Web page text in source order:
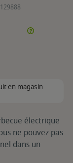
en magasin
électrique
ne pouvez pas
dans un